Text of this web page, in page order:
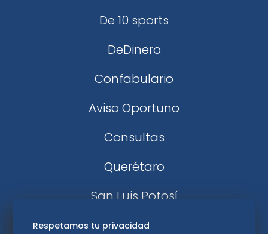
De 10 sports
DeDinero
Confabulario
Aviso Oportuno
Consultas
Querétaro
San Luis Potosí
Edomex
Respetamos tu privacidad